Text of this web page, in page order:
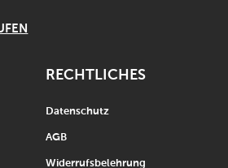
RECHTLICHES
Datenschutz
AGB
Widerrufsbelehrung